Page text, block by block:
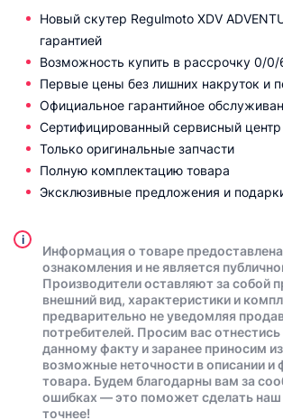
Новый cкутер Regulmoto XDV
гарантией
Возможность купить в рассрочку 0/0/
Первые цены без лишних накруток и
Официальное гарантийное
Сертифицированный сервисный центр
Только оригинальные запчасти
Полную комплектацию товара
Эксклюзивные предложения и
i
Информация о товаре
ознакомления и не является
Производители оставляют за собой
внешний вид, характеристики и
предварительно не уведомляя
потребителей. Просим вас
данному факту и заранее приносим
возможные неточности в описании и
товара. Будем благодарны вам за
ошибках — это поможет сделать наш
точнее!